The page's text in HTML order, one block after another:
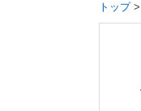
トップ>